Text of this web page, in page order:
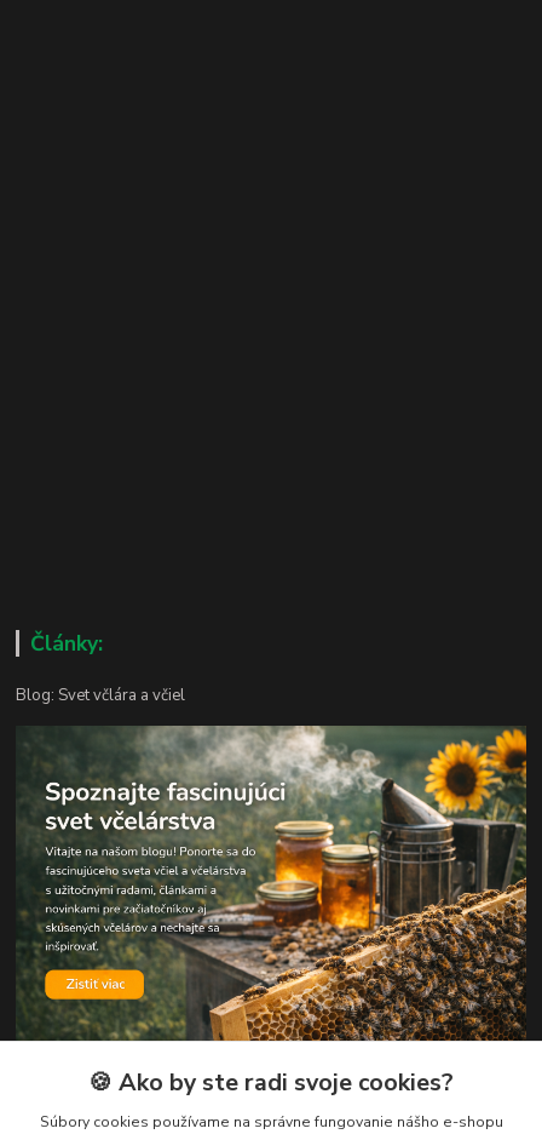
Články:
Blog: Svet včlára a včiel
🍪 Ako by ste radi svoje cookies?
Súbory cookies používame na správne fungovanie nášho e-shopu